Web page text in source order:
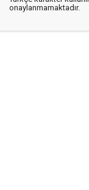
onaylanmamaktadır.